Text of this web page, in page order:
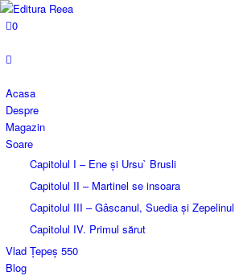
0
Acasa
Despre
Magazin
Soare
Capitolul I – Ene și Ursu` Brusli
Capitolul II – Martinel se insoara
Capitolul III – Gâscanul, Suedia și Zepelinul
Capitolul IV. Primul sărut
Vlad Țepeș 550
Blog